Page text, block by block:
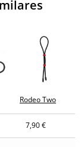
Rodeo Two
7,90 €